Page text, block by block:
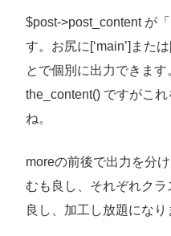
$post->post_content が
す。お尻に[‘main’]また
とで個別に出力できま
the_content() ですがこ
ね。
moreの前後で出力を分
むも良し、それぞれク
良し、加工し放題になり